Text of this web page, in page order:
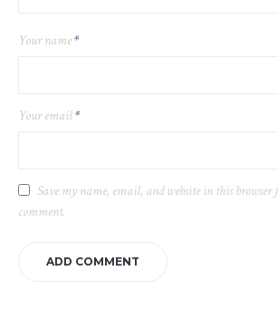
Your name*
Your email*
Save my name, email, and website in this
comment.